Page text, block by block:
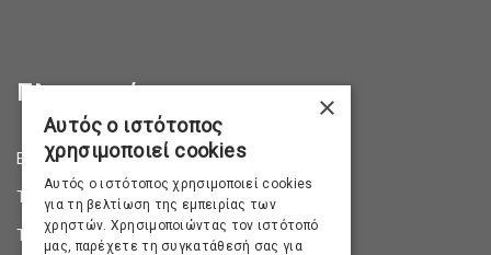
Πληροφορίες
Επικοινωνία
Τρόποι Αποστολής
Τρόποι Πληρωμής
×
Αυτός ο ιστότοπος
χρησιμοποιεί cookies
Αυτός ο ιστότοπος χρησιμοποιεί cookies
για τη βελτίωση της εμπειρίας των
χρηστών. Χρησιμοποιώντας τον ιστότοπό
μας, παρέχετε τη συγκατάθεσή σας για